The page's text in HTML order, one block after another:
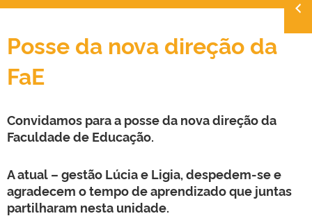
INTERNACIONAL
PORTARIAS
TELEFONES
Posse da nova direção da
FaE
Convidamos para a posse da nova direção da
Faculdade de Educação.
A atual – gestão Lúcia e Ligia, despedem-se e
agradecem o tempo de aprendizado que juntas
partilharam nesta unidade.